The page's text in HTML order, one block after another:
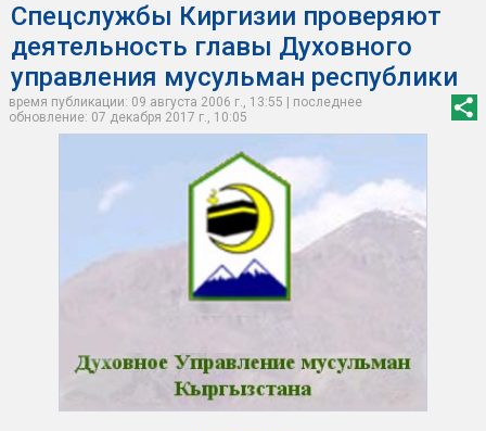
Спецслужбы Киргизии проверяют
деятельность главы Духовного
управления мусульман республики
время публикации: 09 августа 2006 г., 13:55 | последнее
обновление: 07 декабря 2017 г., 10:05